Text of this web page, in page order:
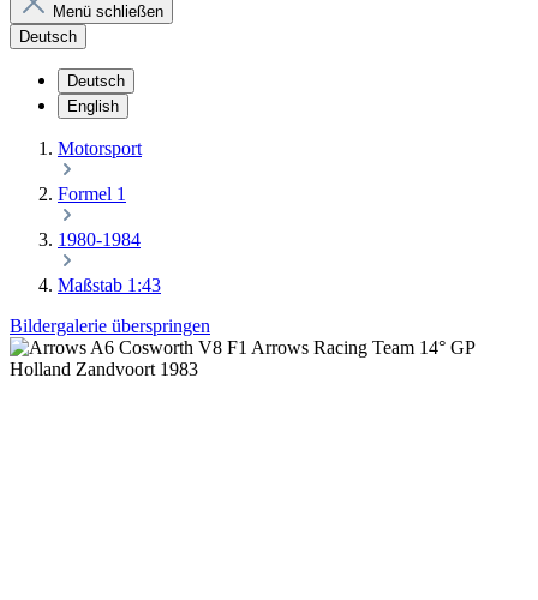
Menü schließen
Deutsch
Deutsch
English
Motorsport
Formel 1
1980-1984
Maßstab 1:43
Bildergalerie überspringen